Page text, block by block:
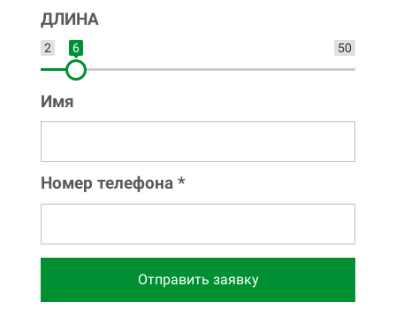
ДЛИНА
2 50
6
Имя
Номер телефона *
Отправить заявку
04
06
07
08
09
10